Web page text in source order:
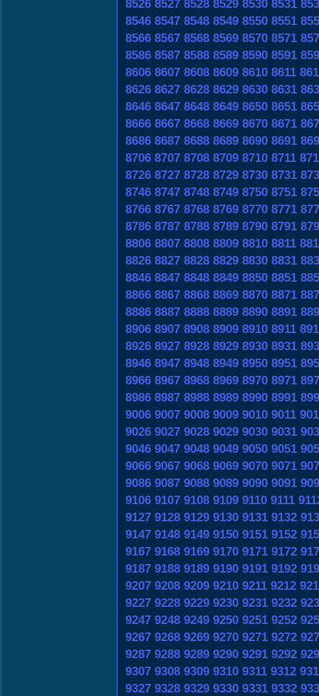
8526 8527 8528 8529 8530 8531
8546 8547 8548 8549 8550 8551
8566 8567 8568 8569 8570 8571
8586 8587 8588 8589 8590 8591
8606 8607 8608 8609 8610 8611
8626 8627 8628 8629 8630 8631
8646 8647 8648 8649 8650 8651
8666 8667 8668 8669 8670 8671
8686 8687 8688 8689 8690 8691
8706 8707 8708 8709 8710 8711
8726 8727 8728 8729 8730 8731
8746 8747 8748 8749 8750 8751
8766 8767 8768 8769 8770 8771
8786 8787 8788 8789 8790 8791
8806 8807 8808 8809 8810 8811
8826 8827 8828 8829 8830 8831
8846 8847 8848 8849 8850 8851
8866 8867 8868 8869 8870 8871
8886 8887 8888 8889 8890 8891
8906 8907 8908 8909 8910 8911
8926 8927 8928 8929 8930 8931
8946 8947 8948 8949 8950 8951
8966 8967 8968 8969 8970 8971
8986 8987 8988 8989 8990 8991
9006 9007 9008 9009 9010 9011
9026 9027 9028 9029 9030 9031
9046 9047 9048 9049 9050 9051
9066 9067 9068 9069 9070 9071
9086 9087 9088 9089 9090 9091
9106 9107 9108 9109 9110 9111
9127 9128 9129 9130 9131 9132
9147 9148 9149 9150 9151 9152
9167 9168 9169 9170 9171 9172
9187 9188 9189 9190 9191 9192
9207 9208 9209 9210 9211 9212
9227 9228 9229 9230 9231 9232
9247 9248 9249 9250 9251 9252
9267 9268 9269 9270 9271 9272
9287 9288 9289 9290 9291 9292
9307 9308 9309 9310 9311 9312
9327 9328 9329 9330 9331 9332